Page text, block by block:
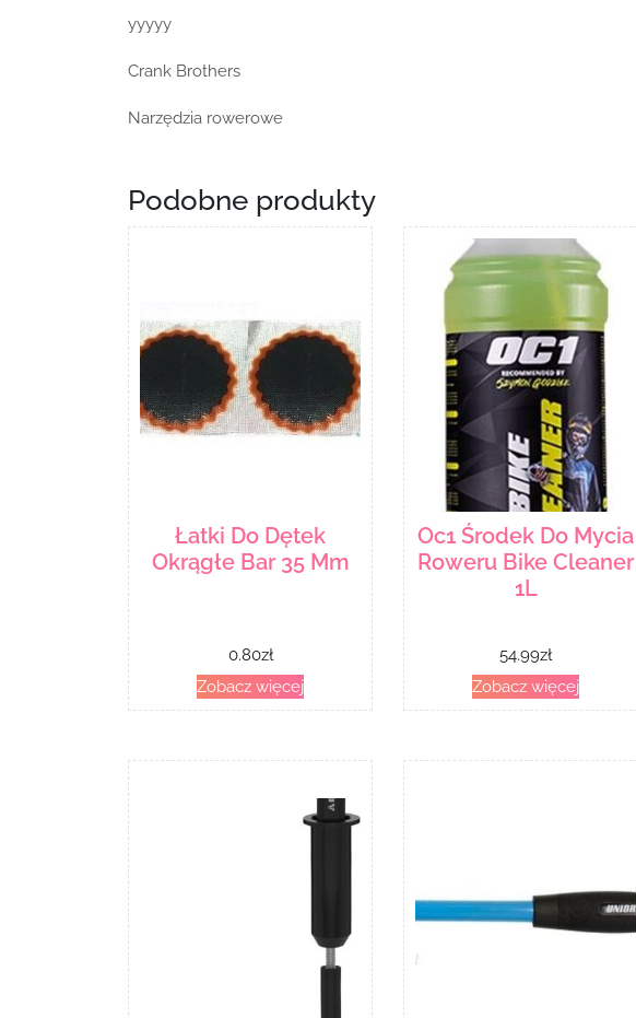
yyyyy
Crank Brothers
Narzędzia rowerowe
Podobne produkty
Łatki Do Dętek
Okrągłe Bar 35 Mm
0.80zł
Zobacz więcej
Oc1 Środek Do Mycia
Roweru Bike Cleaner
1L
54.99zł
Zobacz więcej